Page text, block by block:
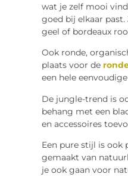
wat je zelf mooi
goed bij elkaar
geel of bordeaux
Ook ronde,
plaats voor de
een hele
De jungle-trend is
behang met een
en accessoires
Een pure stijl is ook
gemaakt van
je ook gaan voor